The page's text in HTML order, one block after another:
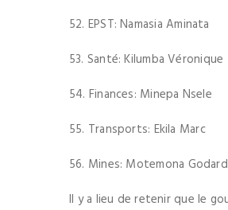
52. EPST: Namasia Aminata
53. Santé: Kilumba Véronique
54. Finances: Minepa Nsele
55. Transports: Ekila Marc
56. Mines: Motemona Godard
Il y a lieu de retenir que le